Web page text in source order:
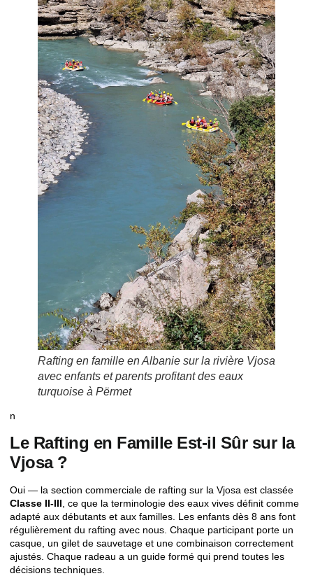
Rafting en famille en Albanie sur la rivière Vjosa
avec enfants et parents profitant des eaux
turquoise à Përmet
n
Le Rafting en Famille Est-il Sûr sur la
Vjosa ?
Oui — la section commerciale de rafting sur la Vjosa est classée
Classe II-III , ce que la terminologie des eaux vives définit comme
adapté aux débutants et aux familles. Les enfants dès 8 ans font
régulièrement du rafting avec nous. Chaque participant porte un
casque, un gilet de sauvetage et une combinaison correctement
ajustés. Chaque radeau a un guide formé qui prend toutes les
décisions techniques.